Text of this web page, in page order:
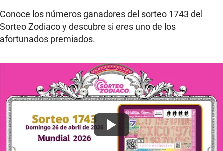
Conoce los números ganadores del sorteo 1743 del
Sorteo Zodiaco y descubre si eres uno de los
afortunados premiados.